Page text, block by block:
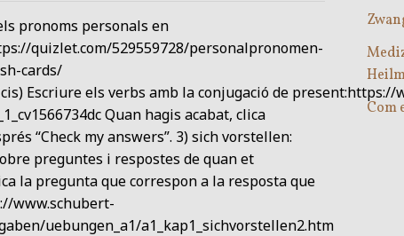
pronoms personals en
quizlet.com/529559728/personalpronomen-
cards/
Escriure els verbs amb la conjugació de present:https://
Quan hagis acabat, clica
“Check my answers”. 3) sich vorstellen:
preguntes i respostes de quan et
la pregunta que correspon a la resposta que
www.schubert-
uebungen_a1/a1_kap1_sichvorstellen2.htm
Com